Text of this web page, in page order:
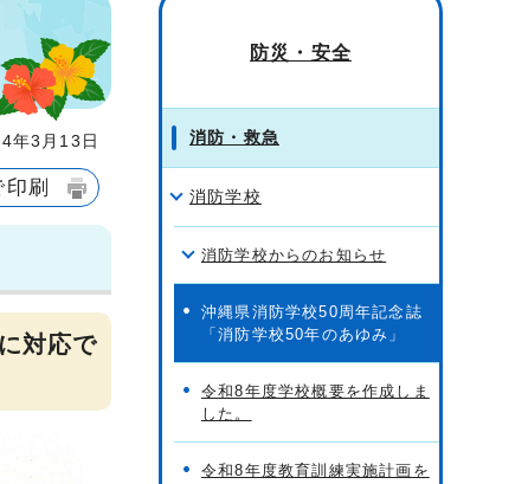
3月13日
印刷
対応で
防災・安全
消防・救急
消防学校
消防学校からのお知らせ
沖縄県消防学校50周年記念誌
「消防学校50年のあゆみ」
令和8年度学校概要を作成しま
した。
令和8年度教育訓練実施計画を